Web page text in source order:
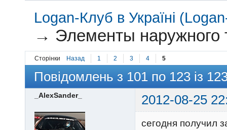
Logan-Клуб в Україні
→ Элементы наружного
Сторінки Назад 1 2 3 4 5
Повідомлень з 101 по 123 із
_AlexSander_ 2012-08-25
сегодня получил